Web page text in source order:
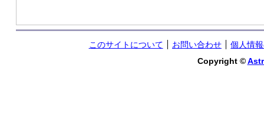
このサイトについて お問い合わせ
個人情
Copyright ©